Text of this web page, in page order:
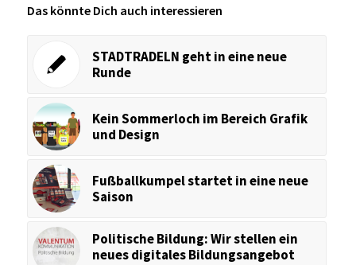
Das könnte Dich auch interessieren
STADTRADELN geht in eine neue
Runde
Kein Sommerloch im Bereich Grafik
und Design
Fußballkumpel startet in eine neue
Saison
Politische Bildung: Wir stellen ein
neues digitales Bildungsangebot